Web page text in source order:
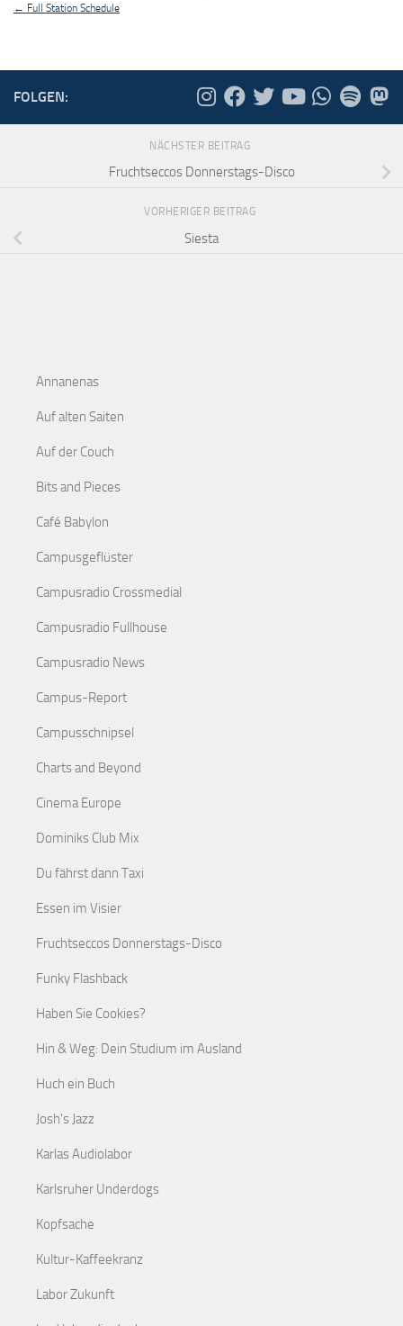
← Full Station Schedule
FOLGEN:
NÄCHSTER BEITRAG
Fruchtseccos Donnerstags-Disco
VORHERIGER BEITRAG
Siesta
Annanenas
Auf alten Saiten
Auf der Couch
Bits and Pieces
Café Babylon
Campusgeflüster
Campusradio Crossmedial
Campusradio Fullhouse
Campusradio News
Campus-Report
Campusschnipsel
Charts and Beyond
Cinema Europe
Dominiks Club Mix
Du fährst dann Taxi
Essen im Visier
Fruchtseccos Donnerstags-Disco
Funky Flashback
Haben Sie Cookies?
Hin & Weg: Dein Studium im Ausland
Huch ein Buch
Josh's Jazz
Karlas Audiolabor
Karlsruher Underdogs
Kopfsache
Kultur-Kaffeekranz
Labor Zukunft